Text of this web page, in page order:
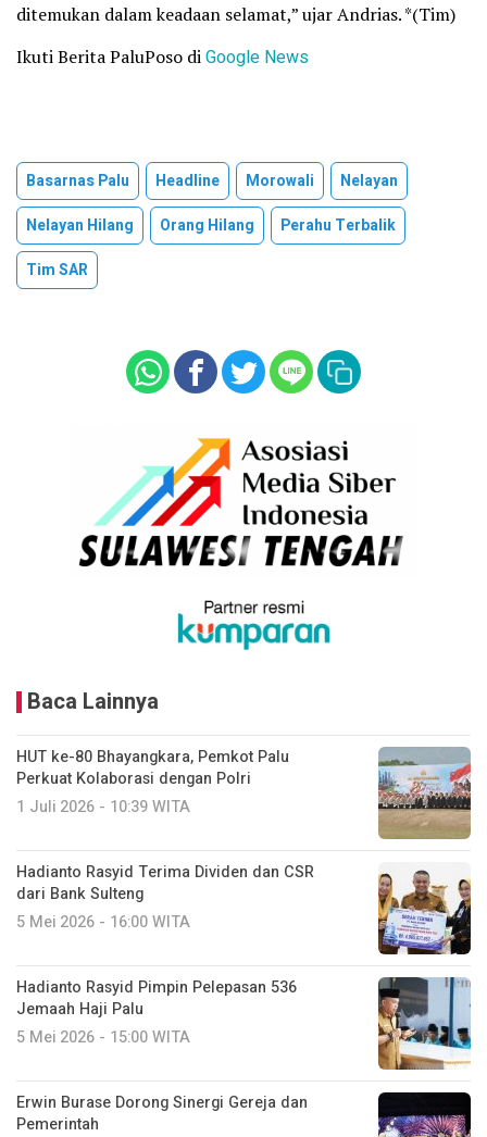
ditemukan dalam keadaan selamat,” ujar Andrias. *(Tim)
Ikuti Berita PaluPoso diGoogle News
Basarnas Palu Headline Morowali
Nelayan
Nelayan Hilang
Orang Hilang
Perahu Terbalik
Tim SAR
Baca Lainnya
HUT ke-80 Bhayangkara, Pemkot Palu
Perkuat Kolaborasi dengan Polri
1 Juli 2026 - 10:39 WITA
Hadianto Rasyid Terima Dividen dan CSR
dari Bank Sulteng
5 Mei 2026 - 16:00 WITA
Hadianto Rasyid Pimpin Pelepasan 536
Jemaah Haji Palu
5 Mei 2026 - 15:00 WITA
Erwin Burase Dorong Sinergi Gereja dan
Pemerintah